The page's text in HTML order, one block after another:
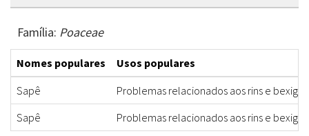
Família: Poaceae
Nomes populares
Usos populares
Sapê
Problemas relacionados aos rins e bexiga
Sapê
Problemas relacionados aos rins e bexiga